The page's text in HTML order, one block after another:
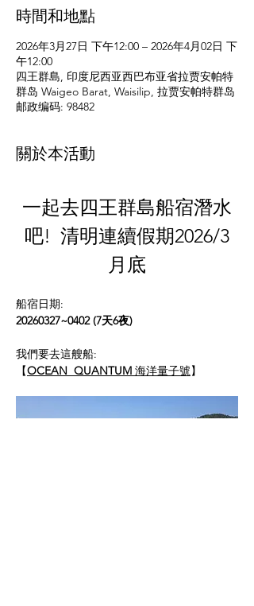
時間和地點
2026年3月27日 下午12:00 – 2026年4月02日 下
午12:00
四王群島, 印度尼西亚西巴布亚省拉贾安帕特
群岛 Waigeo Barat, Waisilip, 拉贾安帕特群岛
邮政编码: 98482
關於本活動
一起去四王群島船宿潛水
吧!  清明連續假期2026/3
月底
船宿日期:
20260327~0402 (7天6夜)
我們要去這艘船:
【OCEAN  QUANTUM 海洋量子號】